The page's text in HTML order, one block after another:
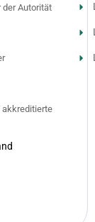
der Autorität
akkreditierte